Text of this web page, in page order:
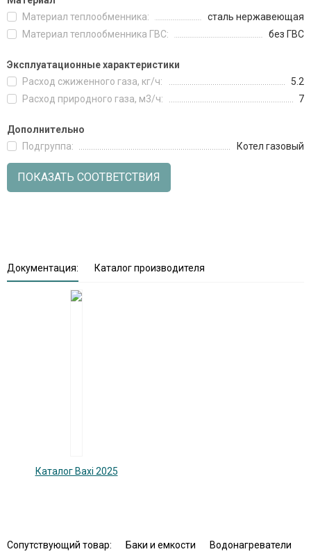
Материал теплообменника:
сталь нержавеющая
Материал теплообменника ГВС:
без ГВС
Эксплуатационные характеристики
Расход сжиженного газа, кг/ч:
5.2
Расход природного газа, м3/ч:
7
Дополнительно
Подгруппа:
Котел газовый
ПОКАЗАТЬ СООТВЕТСТВИЯ
Документация: Каталог производителя
Каталог Baxi 2025
Сопутствующий товар: Баки и емкости Водонагреватели